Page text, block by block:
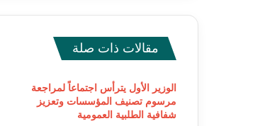
مقالات ذات صلة
الوزير الأول يترأس اجتماعاً لمراجعة
مرسوم تصنيف المؤسسات وتعزيز
شفافية الطلبية العمومية